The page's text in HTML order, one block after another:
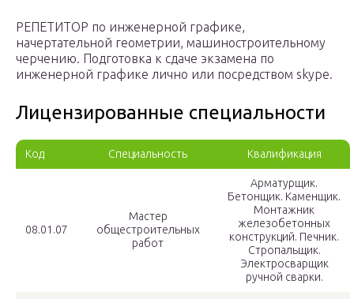
РЕПЕТИТОР по инженерной графике,
начертательной геометрии, машиностроительному
черчению. Подготовка к сдаче экзамена по
инженерной графике лично или посредством skype.
Лицензированные специальности
Код Специальность Квалификация
08.01.07
Мастер
общестроительных
работ
Арматурщик.
Бетонщик. Каменщик.
Монтажник
железобетонных
конструкций. Печник.
Стропальщик.
Электросварщик
ручной сварки.